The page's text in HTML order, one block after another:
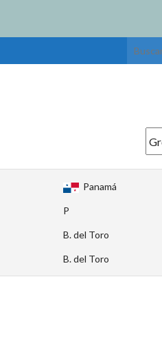
Panamá
P
B. del Toro
B. del Toro